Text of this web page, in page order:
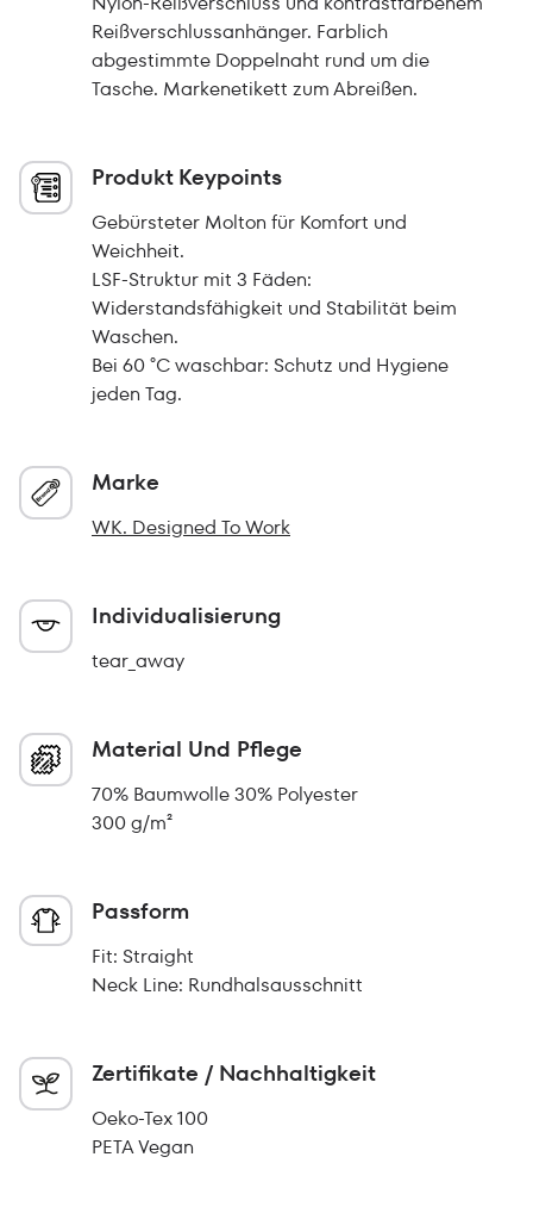
Reißverschlussanhänger. Farblich
abgestimmte Doppelnaht rund um die
Tasche. Markenetikett zum Abreißen.
Produkt Keypoints
Gebürsteter Molton für Komfort und
Weichheit.
LSF-Struktur mit 3 Fäden:
Widerstandsfähigkeit und Stabilität beim
Waschen.
Bei 60 °C waschbar: Schutz und Hygiene
jeden Tag.
Marke
WK. Designed To Work
Individualisierung
tear_away
Material Und Pflege
70% Baumwolle 30% Polyester
300 g/m²
Passform
Fit: Straight
Neck Line: Rundhalsausschnitt
Zertifikate / Nachhaltigkeit
Oeko-Tex 100
PETA Vegan